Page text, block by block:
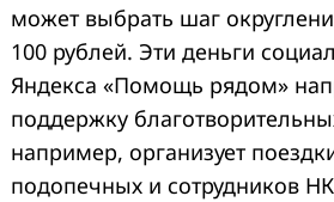
может выбрать шаг
100 рублей. Эти деньги
Яндекса «Помощь рядом»
поддержку
например, организует
подопечных и сотрудников